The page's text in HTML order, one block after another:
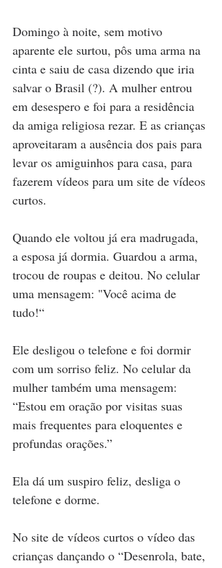
Domingo à noite, sem motivo
aparente ele surtou, pôs uma arma na
cinta e saiu de casa dizendo que iria
salvar o Brasil (?). A mulher entrou
em desespero e foi para a residência
da amiga religiosa rezar. E as crianças
aproveitaram a ausência dos pais para
levar os amiguinhos para casa, para
fazerem vídeos para um site de vídeos
curtos.
Quando ele voltou já era madrugada,
a esposa já dormia. Guardou a arma,
trocou de roupas e deitou. No celular
uma mensagem: "Você acima de
tudo!“
Ele desligou o telefone e foi dormir
com um sorriso feliz. No celular da
mulher também uma mensagem:
“Estou em oração por visitas suas
mais frequentes para eloquentes e
profundas orações.”
Ela dá um suspiro feliz, desliga o
telefone e dorme.
No site de vídeos curtos o vídeo das
crianças dançando o “Desenrola, bate,